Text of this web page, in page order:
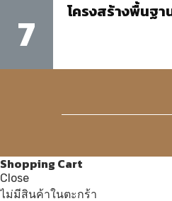
7 โครงสร้างพื้นฐ
Shopping Cart
Close
ไม่มีสินค้าในตะกร้า